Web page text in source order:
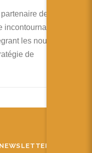
de
en
les nouvelles
de